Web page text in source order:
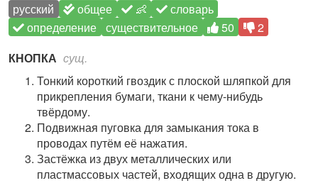
русский
общее 👶
словарь
определение существительное 50
2
КНОПКА сущ.
Тонкий короткий гвоздик с плоской шляпкой для
прикрепления бумаги, ткани к чему-нибудь
твёрдому.
Подвижная пуговка для замыкания тока в
проводах путём её нажатия.
Застёжка из двух металлических или
пластмассовых частей, входящих одна в другую.